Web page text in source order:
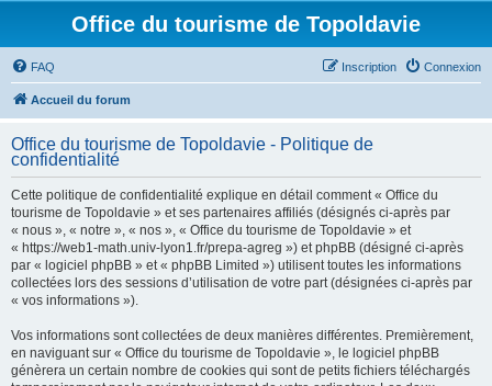
Office du tourisme de Topoldavie
FAQ Connexion
Inscription
Accueil du forum
Office du tourisme de Topoldavie - Politique de
confidentialité
Cette politique de confidentialité explique en détail comment « Office du
tourisme de Topoldavie » et ses partenaires affiliés (désignés ci-après par
« nous », « notre », « nos », « Office du tourisme de Topoldavie » et
« https://web1-math.univ-lyon1.fr/prepa-agreg ») et phpBB (désigné ci-après
par « logiciel phpBB » et « phpBB Limited ») utilisent toutes les informations
collectées lors des sessions d’utilisation de votre part (désignées ci-après par
« vos informations »).
Vos informations sont collectées de deux manières différentes. Premièrement,
en naviguant sur « Office du tourisme de Topoldavie », le logiciel phpBB
génèrera un certain nombre de cookies qui sont de petits fichiers téléchargés